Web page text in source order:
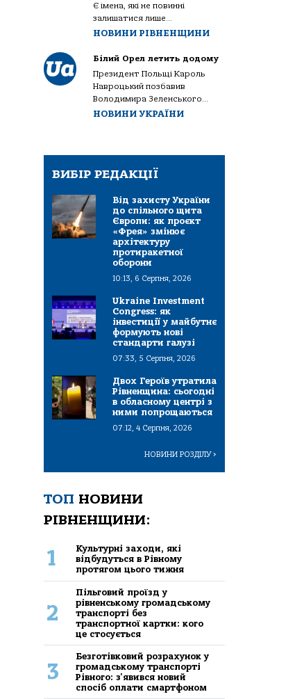
Є імена, які не повинні
залишатися лише...
НОВИНИ РІВНЕНЩИНИ
Білий Орел летить додому
Президент Польщі Кароль
Навроцький позбавив
Володимира Зеленського...
НОВИНИ УКРАЇНИ
ВИБІР РЕДАКЦІЇ
Від захисту України
до спільного щита
Європи: як проєкт
«Фрея» змінює
архітектуру
протиракетної
оборони
10:13, 6 Серпня, 2026
Ukraine Investment
Congress: як
інвестиції у майбутнє
формують нові
стандарти галузі
07:33, 5 Серпня, 2026
Двох Героїв утратила
Рівненщина: сьогодні
в обласному центрі з
ними попрощаються
07:12, 4 Серпня, 2026
НОВИНИ РОЗДІЛУ>
ТОП НОВИНИ
РІВНЕНЩИНИ:
1
Культурні заходи, які
відбудуться в Рівному
протягом цього тижня
2
Пільговий проїзд у
рівненському громадському
транспорті без
транспортної картки: кого
це стосується
3
Безготівковий розрахунок у
громадському транспорті
Рівного: з'явився новий
спосіб оплати смартфоном